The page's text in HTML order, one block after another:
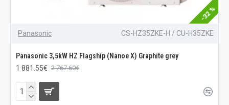
-32 %
Panasonic CS-HZ35ZKE-H / CU-H35ZKE
Panasonic 3,5kW HZ Flagship (Nanoe X) Graphite grey
1 881.55€ 2 767.60€